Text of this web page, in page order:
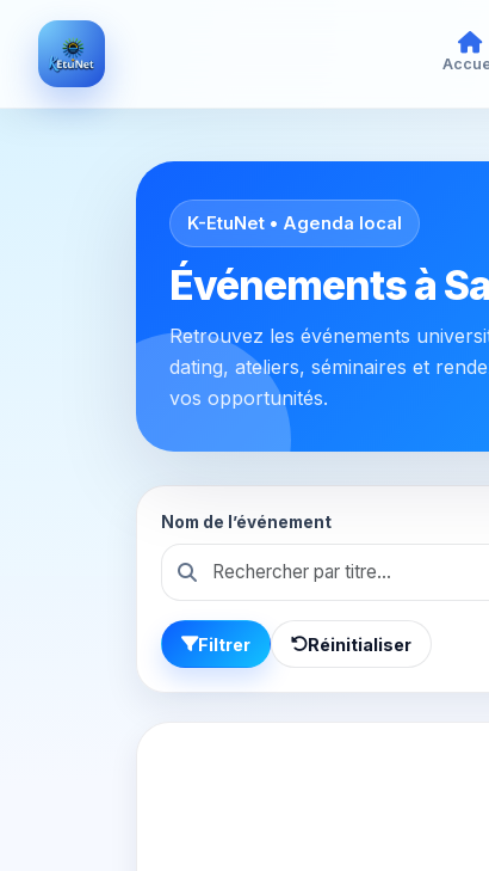
K-EtuNet • Agenda local
Événements à
Retrouvez les événements
dating, ateliers, séminaires et
vos opportunités.
Nom de l’événement
Filtrer Réinitialiser